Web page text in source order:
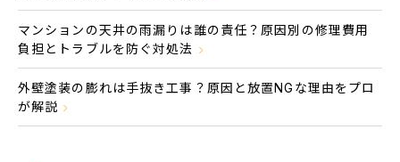
マンションの天井の雨漏りは誰の責任？原因別の修理費用
負担とトラブルを防ぐ対処法
外壁塗装の膨れは手抜き工事？原因と放置NGな理由をプロ
が解説